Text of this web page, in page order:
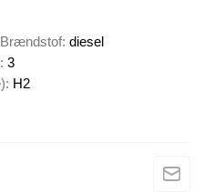
Brændstof diesel
3
H2